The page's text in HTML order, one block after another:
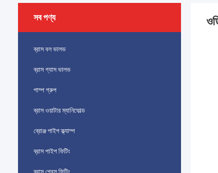
সব পণ্য
ব্রাস বল ভালভ
ব্রাস গ্যাস ভালভ
পাম্প গ্রুপ
ব্রাস ওয়াটার ম্যানিফোল্ড
ব্রোঞ্জ পাইপ ক্ল্যাম্প
ব্রাস পাইপ ফিটিং